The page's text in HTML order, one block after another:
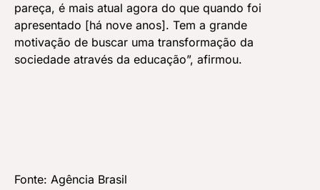
pareça, é mais atual agora do que quando foi
apresentado [há nove anos]. Tem a grande
motivação de buscar uma transformação da
sociedade através da educação”, afirmou.
Fonte: Agência Brasil